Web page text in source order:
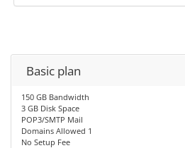
Basic plan
150 GB Bandwidth
3 GB Disk Space
POP3/SMTP Mail
Domains Allowed 1
No Setup Fee